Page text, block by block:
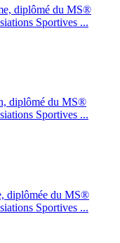
diplômé du MS®
Sportives ...
diplômé du MS®
Sportives ...
diplômée du MS®
Sportives ...